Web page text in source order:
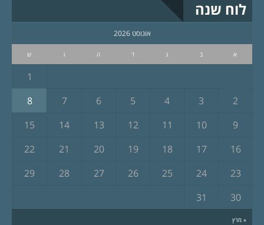
לוח שנה
אוגוסט 2026
א ב ג ד ה ו ש
« מרץ
1
2
3
4
5
6
7
8
9
10
11
12
13
14
15
16
17
18
19
20
21
22
23
24
25
26
27
28
29
30
31